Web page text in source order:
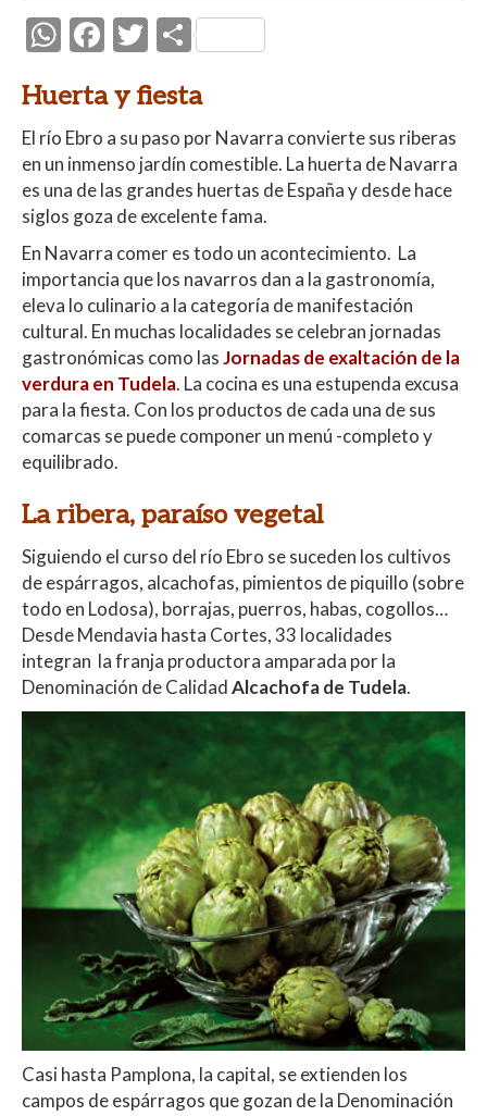
W
at
s
A
p
p
F
e
b
o
o
k
T
itt
er
C
m
p
ar
ti
r
Huerta y fiesta
El río Ebro a su paso por Navarra convierte sus riberas
en un inmenso jardín comestible. La huerta de Navarra
es una de las grandes huertas de España y desde hace
siglos goza de excelente fama.
En Navarra comer es todo un acontecimiento. La
importancia que los navarros dan a la gastronomía,
eleva lo culinario a la categoría de manifestación
cultural. En muchas localidades se celebran jornadas
gastronómicas como lasJornadas de exaltación de la
verdura en Tudela. La cocina es una estupenda excusa
para la fiesta. Con los productos de cada una de sus
comarcas se puede componer un menú -completo y
equilibrado.
La ribera, paraíso vegetal
Siguiendo el curso del río Ebro se suceden los cultivos
de espárragos, alcachofas, pimientos de piquillo (sobre
todo en Lodosa), borrajas, puerros, habas, cogollos…
Desde Mendavia hasta Cortes, 33 localidades
integran la franja productora amparada por la
Denominación de CalidadAlcachofa de Tudela.
Casi hasta Pamplona, la capital, se extienden los
campos de espárragos que gozan de la Denominación